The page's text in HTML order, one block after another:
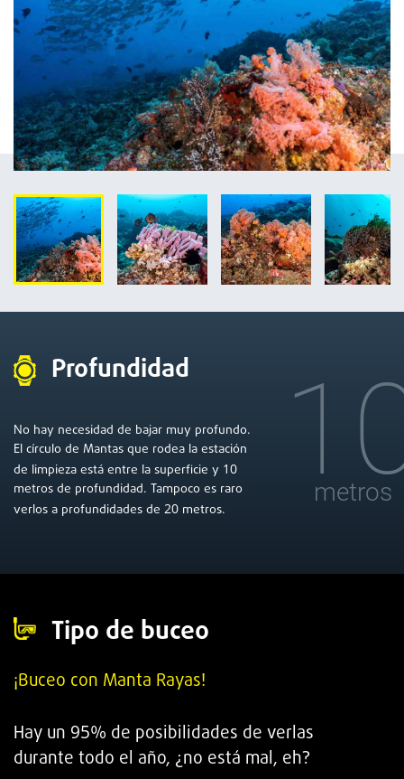
Profundidad
No hay necesidad de bajar muy profundo.
El círculo de Mantas que rodea la estación
de limpieza está entre la superficie y 10
metros de profundidad. Tampoco es raro
verlos a profundidades de 20 metros.
metros
Tipo de buceo
¡Buceo con Manta Rayas!
Hay un 95% de posibilidades de verlas
durante todo el año, ¿no está mal, eh?